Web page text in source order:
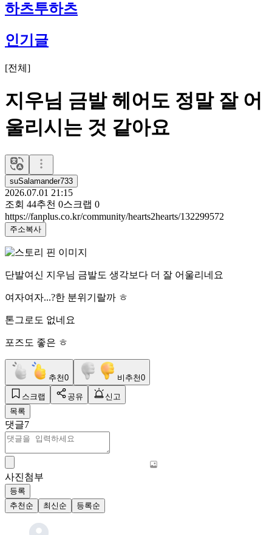
하츠투하츠
인기글
[전체 ]
지우님 금발 헤어도 정말 잘 어
울리시는 것 같아요
suSalamander733
2026.07.01 21:15
조회 44추천 0스크랩 0
https://fanplus.co.kr/community/hearts2hearts/132299572
주소복사
단발여신 지우님 금발도 생각보다 더 잘 어울리네요
여자여자...?한 분위기랄까 ㅎ
톤그로도 없네요
포즈도 좋은 ㅎ
추천0 비추천0
스크랩 공유
신고
목록
댓글7
사진첨부
등록
추천순
최신순 등록순